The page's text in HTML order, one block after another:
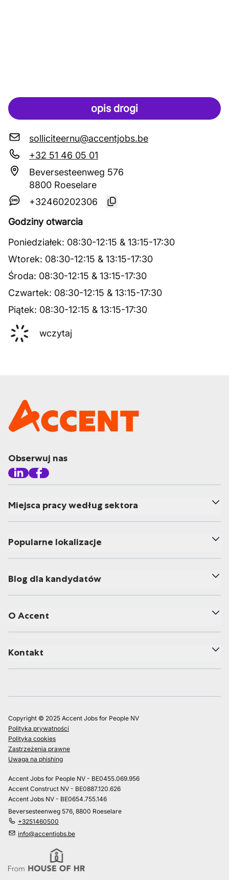
opis drogi
solliciteernu@accentjobs.be
+32 51 46 05 01
Beversesteenweg 576
8800 Roeselare
+32460202306
Godziny otwarcia
Poniedziałek: 08:30-12:15 & 13:15-17:30
Wtorek: 08:30-12:15 & 13:15-17:30
Środa: 08:30-12:15 & 13:15-17:30
Czwartek: 08:30-12:15 & 13:15-17:30
Piątek: 08:30-12:15 & 13:15-17:30
wczytaj
Obserwuj nas
Miejsca pracy według sektora
Popularne lokalizacje
Blog dla kandydatów
O Accent
Kontakt
Copyright © 2025 Accent Jobs for People NV
Polityka prywatności
Polityka cookies
Zastrzeżenia prawne
Uwaga na phishing
Accent Jobs for People NV - BE0455.069.956
Accent Construct NV - BE0887.120.626
Accent Jobs NV - BE0654.755.146
Beversesteenweg 576, 8800 Roeselare
+3251460500
info@accentjobs.be